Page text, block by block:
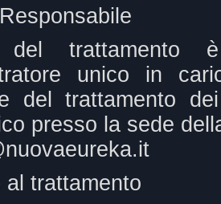
trattamento
unico in
del trattamento
presso la sede
trattamento